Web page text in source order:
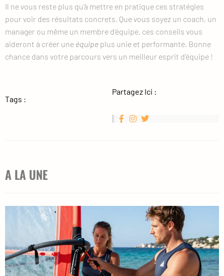
Il ne vous reste plus qu’à mettre en pratique ces stratégies
pour voir des résultats concrets. Que vous soyez un coach, un
manager ou même un membre d’équipe, ces conseils vous
aideront à créer une équipe plus unie et performante. Bonne
chance dans votre parcours vers un meilleur esprit d’équipe !
Tags :
Partagez Ici :
A LA UNE